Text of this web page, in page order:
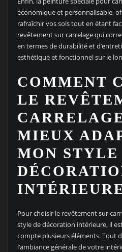
économique et personnalisable,
rafraîchir vos sols tout en étant
revêtement sur carrelage qui
en termes de durabilité et
esthétique et fonctionnel sur le
COMMENT
LE
MIEUX
MON STYLE
Pour choisir le revêtement sur
style de décoration intérieure, il
compte plusieurs éléments. Tout
l’ambiance générale de votre